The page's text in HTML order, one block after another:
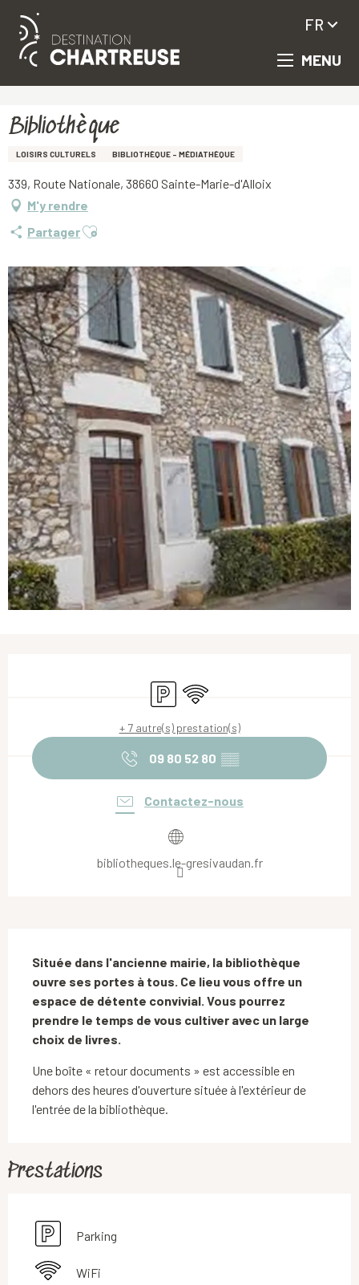
Aller
principal
MENU
FR
Bibliothèque
LOISIRS CULTURELS BIBLIOTHÈQUE - MÉDIATHÈQUE
339, Route Nationale, 38660 Sainte-Marie-d'Alloix
M'y rendre
PartagerAjouter aux favoris
ParkingWiFi
+ 7 autre(s) prestation(s)
09 80 52 80 ▒▒
Contactez-nous
bibliotheques.le-gresivaudan.fr
Située dans l'ancienne mairie, la bibliothèque
ouvre ses portes à tous. Ce lieu vous offre un
espace de détente convivial. Vous pourrez
prendre le temps de vous cultiver avec un large
choix de livres.
Une boîte « retour documents » est accessible en
dehors des heures d'ouverture située à l'extérieur de
l'entrée de la bibliothèque.
Prestations
Parking
WiFi